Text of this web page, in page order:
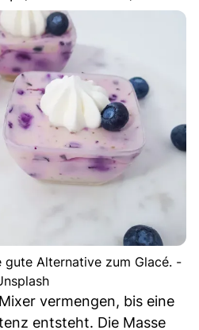
Alternative zum Glacé. -
vermengen, bis eine
entsteht. Die Masse